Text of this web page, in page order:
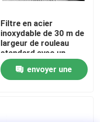
Filtre en acier
inoxydable de 30 m de
largeur de rouleau
standard avec un
nombre de mailles de
2-2800 et certifié
ISO9001 pour de
envoyer une